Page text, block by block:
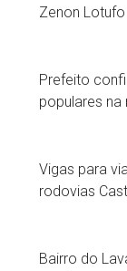
Zenon Lotufo
Prefeito
populares
Vigas para
rodovias
Bairro do